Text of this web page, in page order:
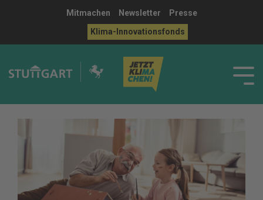
Mitmachen Newsletter
Presse
Klima-Innovationsfonds